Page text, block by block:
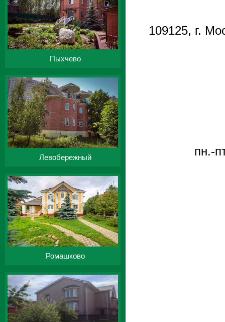
109125, г.
пн.-
Пыхчево
Левобережный
Ромашково